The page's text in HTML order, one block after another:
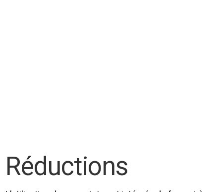
Réductions